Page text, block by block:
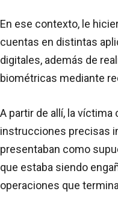
En ese contexto, le
cuentas en distintas
digitales, además de
biométricas mediante
A partir de allí, la
instrucciones precisas
presentaban como
que estaba siendo
operaciones que